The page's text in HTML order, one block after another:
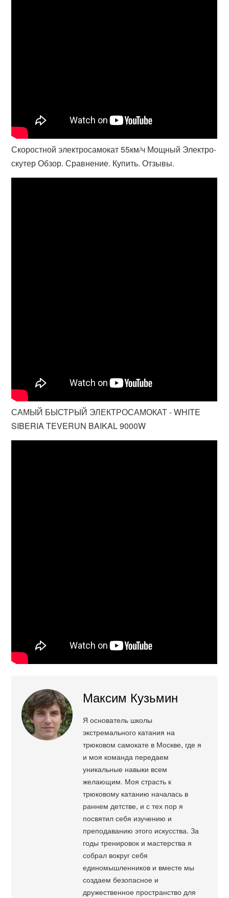
Скоростной электросамокат 55км/ч Мощный Электро-
скутер Обзор. Сравнение. Купить. Отзывы.
САМЫЙ БЫСТРЫЙ ЭЛЕКТРОСАМОКАТ - WHITE
SIBERIA TEVERUN BAIKAL 9000W
Максим Кузьмин
Я основатель школы
экстремального катания на
трюковом самокате в Москве, где я
и моя команда передаем
уникальные навыки всем
желающим. Моя страсть к
трюковому катанию началась в
раннем детстве, и с тех пор я
посвятил себя изучению и
преподаванию этого искусства. За
годы тренировок и мастерства я
собрал вокруг себя
единомышленников и вместе мы
создаем безопасное и
дружественное пространство для